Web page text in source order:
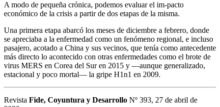
A modo de pequeña crónica, podemos evaluar el im-pacto
económico de la crisis a partir de dos etapas de la misma.
Una primera etapa abarcó los meses de diciembre a febrero, donde
se apreciaba a la enfermedad como un fenómeno regional, e incluso
pasajero, acotado a China y sus vecinos, que tenía como antecedente
más directo lo acontecido con otras enfermedades como el brote de
virus MERS en Corea del Sur en 2015 y —aunque generalizado,
estacional y poco mortal— la gripe H1n1 en 2009.
Revista Fide, Coyuntura y Desarrollo Nº 393, 27 de abril de